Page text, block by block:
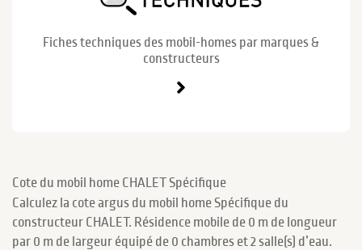
Fiches techniques des mobil-homes par marques &
constructeurs
Cote du mobil home CHALET Spécifique
Calculez la cote argus du mobil home Spécifique du
constructeur CHALET. Résidence mobile de 0 m de longueur
par 0 m de largeur équipé de 0 chambres et 2 salle(s) d’eau.